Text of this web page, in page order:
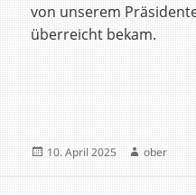
von unserem
überreicht bekam.
Veröffentlicht
am
10. April 2025 Autor
ober